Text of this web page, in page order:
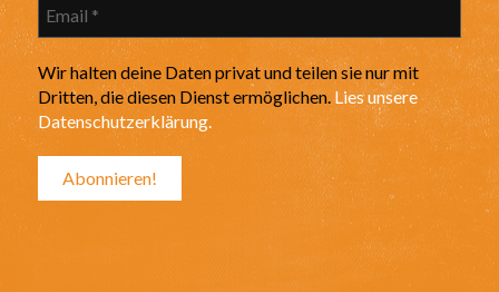
Wir halten deine Daten privat und teilen sie nur mit
Dritten, die diesen Dienst ermöglichen. Lies unsere
Datenschutzerklärung.